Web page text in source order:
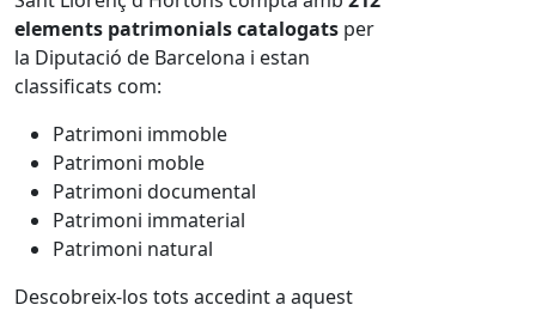
elements patrimonials catalogats per
la Diputació de Barcelona i estan
classificats com:
Patrimoni immoble
Patrimoni moble
Patrimoni documental
Patrimoni immaterial
Patrimoni natural
Descobreix-los tots accedint a aquest